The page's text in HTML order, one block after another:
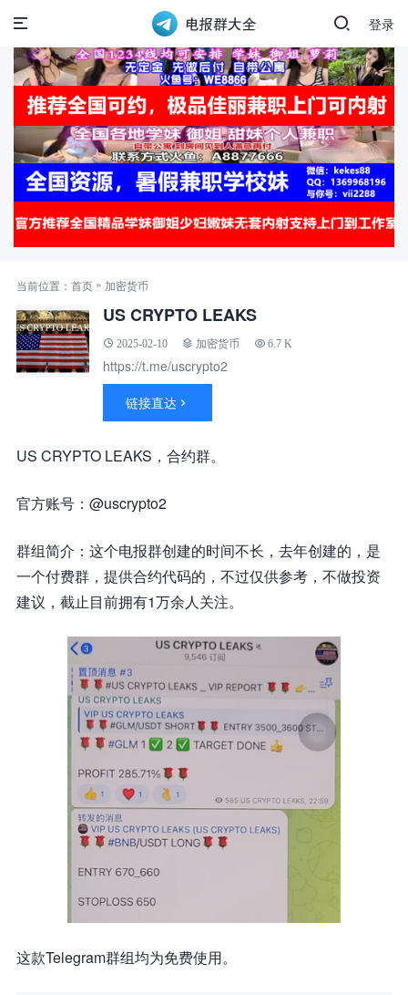
登录
当前位置： 首页 » 加密货币
US CRYPTO LEAKS
2025-02-10 加密货币 6.7 K
https://t.me/uscrypto2
链接直达 
US CRYPTO LEAKS，合约群。
官方账号：@uscrypto2
群组简介：这个电报群创建的时间不长，去年创建的，是
一个付费群，提供合约代码的，不过仅供参考，不做投资
建议，截止目前拥有1万余人关注。
这款Telegram群组均为免费使用。